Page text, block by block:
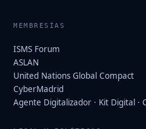
MEMBRESÍAS
ISMS Forum
ASLAN
United Nations Global Compact
CyberMadrid
Agente Digitalizador · Kit Digital ·